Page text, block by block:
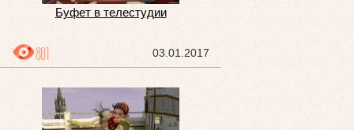
Буфет в телестудии
03.01.2017
801